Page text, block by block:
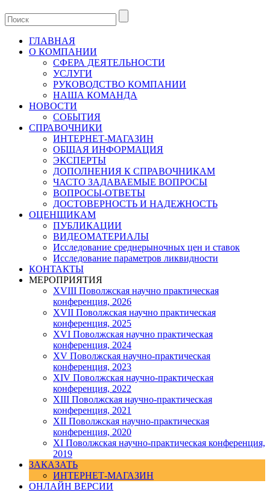
ГЛАВНАЯ
О КОМПАНИИ
СФЕРА ДЕЯТЕЛЬНОСТИ
УСЛУГИ
РУКОВОДСТВО КОМПАНИИ
НАША КОМАНДА
НОВОСТИ
СОБЫТИЯ
СПРАВОЧНИКИ
ИНТЕРНЕТ-МАГАЗИН
ОБЩАЯ ИНФОРМАЦИЯ
ЭКСПЕРТЫ
ДОПОЛНЕНИЯ К СПРАВОЧНИКАМ
ЧАСТО ЗАДАВАЕМЫЕ ВОПРОСЫ
ВОПРОСЫ-ОТВЕТЫ
ДОСТОВЕРНОСТЬ И НАДЕЖНОСТЬ
ОЦЕНЩИКАМ
ПУБЛИКАЦИИ
ВИДЕОМАТЕРИАЛЫ
Исследование среднерыночных цен и ставок
Исследование параметров ликвидности
КОНТАКТЫ
МЕРОПРИЯТИЯ
XVIII Поволжская научно практическая
конференция, 2026
XVII Поволжская научно практическая
конференция, 2025
XVI Поволжская научно практическая
конференция, 2024
ХV Поволжская научно-практическая
конференция, 2023
ХIV Поволжская научно-практическая
конференция, 2022
ХIII Поволжская научно-практическая
конференция, 2021
ХII Поволжская научно-практическая
конференция, 2020
XI Поволжская научно-практическая конференция,
2019
ЗАКАЗАТЬ
ИНТЕРНЕТ-МАГАЗИН
ОНЛАЙН ВЕРСИИ